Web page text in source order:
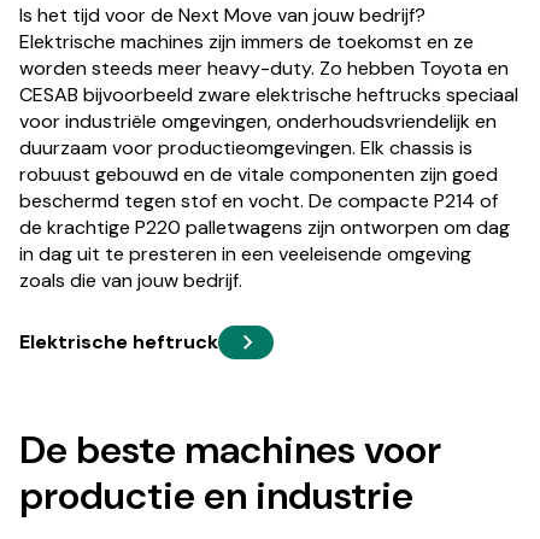
Is het tijd voor de Next Move van jouw bedrijf?
Elektrische machines zijn immers de toekomst en ze
worden steeds meer heavy-duty. Zo hebben Toyota en
CESAB bijvoorbeeld zware elektrische heftrucks speciaal
voor industriële omgevingen, onderhoudsvriendelijk en
duurzaam voor productieomgevingen. Elk chassis is
robuust gebouwd en de vitale componenten zijn goed
beschermd tegen stof en vocht. De compacte P214 of
de krachtige P220 palletwagens zijn ontworpen om dag
in dag uit te presteren in een veeleisende omgeving
zoals die van jouw bedrijf.
Elektrische heftruck
De beste machines voor
productie en industrie